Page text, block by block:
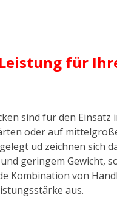
für
sind für den Einsatz
oder auf
ud zeichnen sich
geringem Gewicht,
Kombination von
aus.